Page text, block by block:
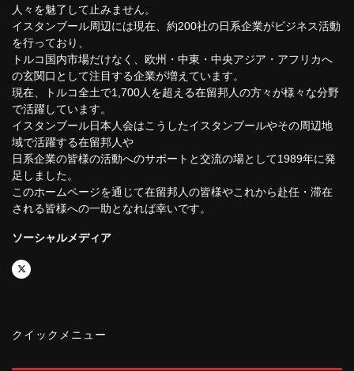
人々を魅了して止みません。
イスタンブール周辺には現在、約200社の日系企業がビジネス活動
を行っており、
トルコ国内市場だけなく、欧州・中東・中央アジア・アフリカへ
の玄関口として注目する企業が増えています。
現在、トルコ全土で1,700人を超える在留邦人の方々が様々な分野
で活躍しています。
イスタンブール日本人会はこうしたイスタンブールやその周辺地
域で活躍する在留邦人や
日系企業の皆様の活動へのサポートと交流の場として1989年に発
足しました。
このホームページを通じて在留邦人の皆様やこれから赴任・滞在
される皆様への一助となれば幸いです。
ソーシャルメディア
クイックメニュー